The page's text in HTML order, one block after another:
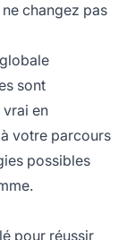
ne changez pas
sont
en
à votre parcours
possibles
pour réussir